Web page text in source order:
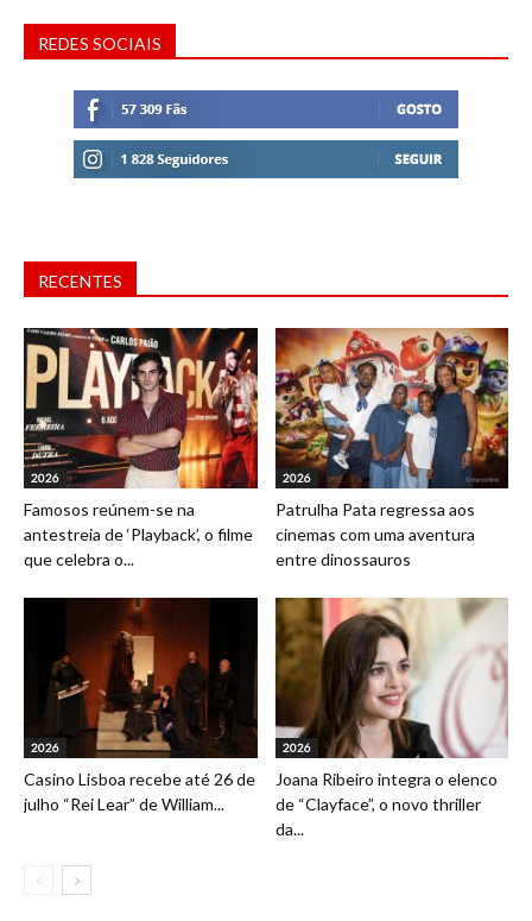
REDES SOCIAIS
RECENTES
2026
Famosos reúnem-se na
antestreia de ‘Playback’, o filme
que celebra o...
2026
Patrulha Pata regressa aos
cinemas com uma aventura
entre dinossauros
2026
Casino Lisboa recebe até 26 de
julho “Rei Lear” de William...
2026
Joana Ribeiro integra o elenco
de “Clayface”, o novo thriller
da...